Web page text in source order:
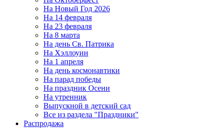
На Новый Год 2026
На 14 февраля
На 23 февраля
На 8 марта
На день Св. Патрика
На Хэллоуин
На 1 апреля
На день космонавтики
На парад победы
На праздник Осени
На утренник
Выпускной в детский сад
Все из раздела "Праздники"
Распродажа